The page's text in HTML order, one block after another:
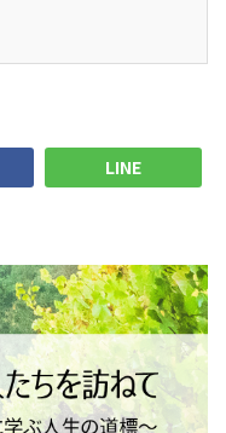
LINE